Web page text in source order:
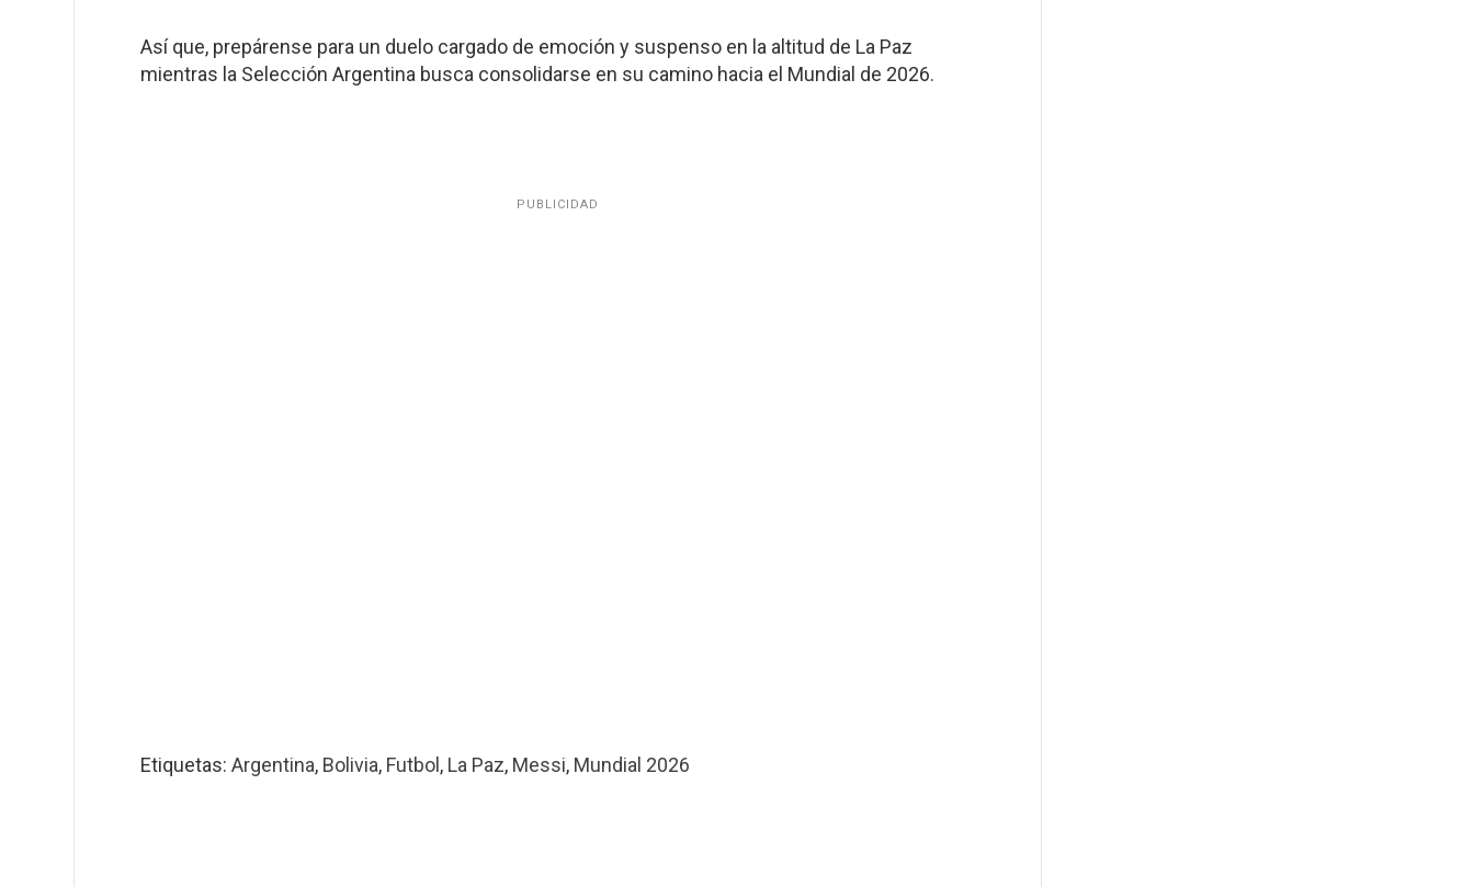
Así que, prepárense para un duelo cargado de emoción y suspenso en la altitud de La Paz
mientras la Selección Argentina busca consolidarse en su camino hacia el Mundial de 2026.
PUBLICIDAD
Etiquetas:Argentina, Bolivia, Futbol, La Paz, Messi, Mundial 2026